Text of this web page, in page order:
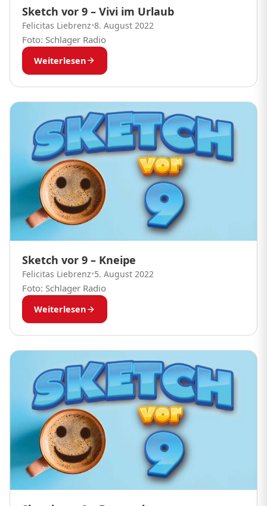
Sketch vor 9 – Vivi im Urlaub
Felicitas Liebrenz•8. August 2022
Foto: Schlager Radio
Weiterlesen
Sketch vor 9 – Kneipe
Felicitas Liebrenz•5. August 2022
Foto: Schlager Radio
Weiterlesen